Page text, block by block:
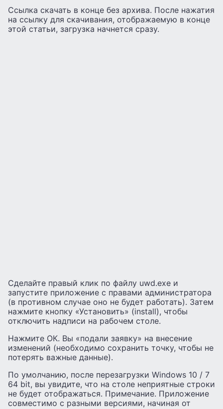
Ссылка скачать в конце без архива. После нажатия
на ссылку для скачивания, отображаемую в конце
этой статьи, загрузка начнется сразу.
Сделайте правый клик по файлу uwd.exe и
запустите приложение с правами администратора
(в противном случае оно не будет работать). Затем
нажмите кнопку «Установить» (install), чтобы
отключить надписи на рабочем столе.
Нажмите ОК. Вы «подали заявку» на внесение
изменений (необходимо сохранить точку, чтобы не
потерять важные данные).
По умолчанию, после перезагрузки Windows 10 / 7
64 bit, вы увидите, что на столе неприятные строки
не будет отображаться. Примечание. Приложение
совместимо с разными версиями, начиная от